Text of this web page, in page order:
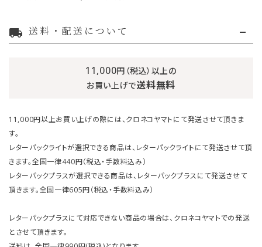
local_shipping 送料・配送について
11,000円（税込）以上の
お買い上げで送料無料
11,000円以上お買い上げの際には、クロネコヤマトにて発送させて頂きま
す。
レターパックライトが選択できる商品は、レターパックライトにて発送させて頂
きます。全国一律440円（税込・手数料込み）
レターパックプラスが選択できる商品は、レターパックプラスにて発送させて
頂きます。全国一律605円（税込・手数料込み）
レターパックプラスにて対応できない商品の場合は、クロネコヤマトでの発送
とさせて頂きます。